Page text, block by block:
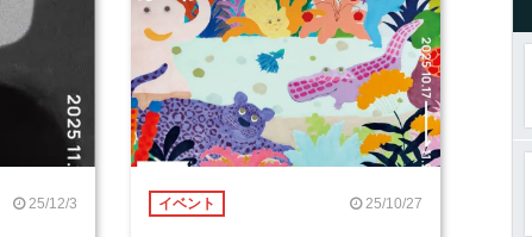
25/12/3 イベント 25/10/27